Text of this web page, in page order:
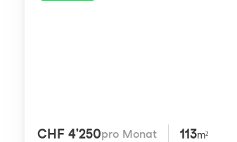
CHF 4'250pro Monat 113m²